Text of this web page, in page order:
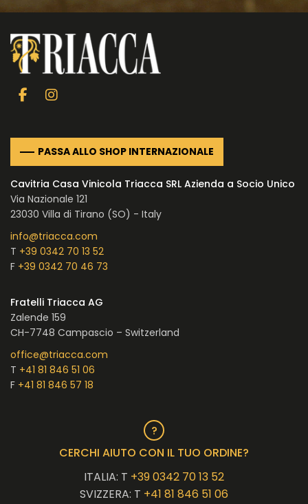
TUTTE LE IDEE REGALO
NEL CHIANTI CLASSICO
TUTTE LE ESPERIENZE
PASSA ALLO SHOP INTERNAZIONALE
Cavitria Casa Vinicola Triacca SRL Azienda a Socio Unico
Via Nazionale 121
23030 Villa di Tirano (SO) - Italy
info@triacca.com
T +39 0342 70 13 52
F +39 0342 70 46 73
Fratelli Triacca AG
Zalende 159
CH-7748 Campascio – Switzerland
office@triacca.com
T +41 81 846 51 06
F +41 81 846 57 18
CERCHI AIUTO CON IL TUO ORDINE?
ITALIA: T +39 0342 70 13 52
SVIZZERA: T +41 81 846 51 06